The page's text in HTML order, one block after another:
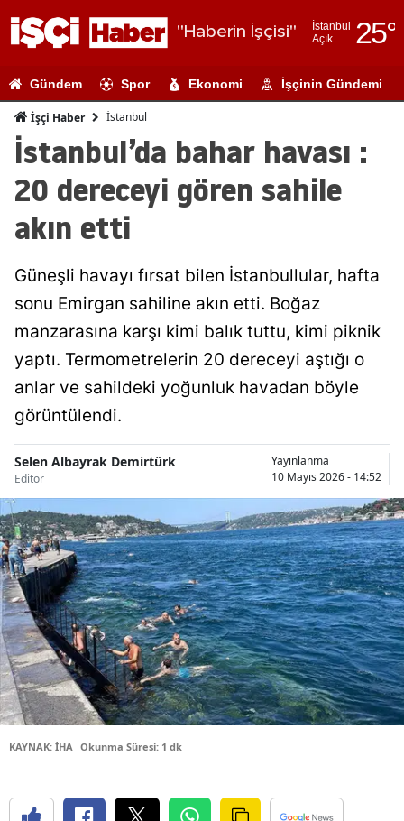
"Haberin İşçisi"
İstanbul
Açık
25°
Adıyaman
Ağrı
Amasya
Antalya
Aydın
Balıkesir
Bitlis
Bolu
Burdur
Bursa
Çanakkale
Çankırı
Çorum
Diyarbakır
Gündem Spor Ekonomi İşçinin Gündemi
İşçi Haber İstanbul
İstanbul’da bahar havası :
20 dereceyi gören sahile
akın etti
Güneşli havayı fırsat bilen İstanbullular, hafta
sonu Emirgan sahiline akın etti. Boğaz
manzarasına karşı kimi balık tuttu, kimi piknik
yaptı. Termometrelerin 20 dereceyi aştığı o
anlar ve sahildeki yoğunluk havadan böyle
görüntülendi.
Selen Albayrak Demirtürk
Editör
Yayınlanma
10 Mayıs 2026 - 14:52
KAYNAK: İHA Okunma Süresi: 1 dk